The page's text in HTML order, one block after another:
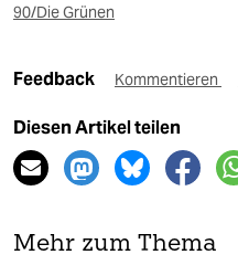
90/Die Grünen
Feedback Kommentieren
Diesen Artikel teilen
Mehr zum Thema